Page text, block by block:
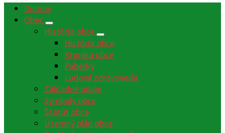
Domov
Obec
História obce
História obce
Kronika obce
Paberky
Ľudová zdravoveda
Základné údaje
Symboly obce
Štatút obce
Územný plán obce